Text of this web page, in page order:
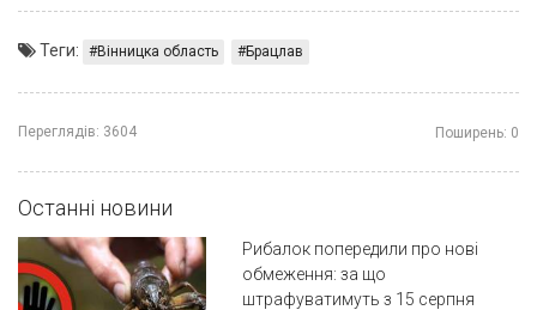
Теги: Вінницка область Брацлав
Переглядів: 3604 Поширень: 0
Останні новини
Рибалок попередили про нові
обмеження: за що
штрафуватимуть з 15 серпня